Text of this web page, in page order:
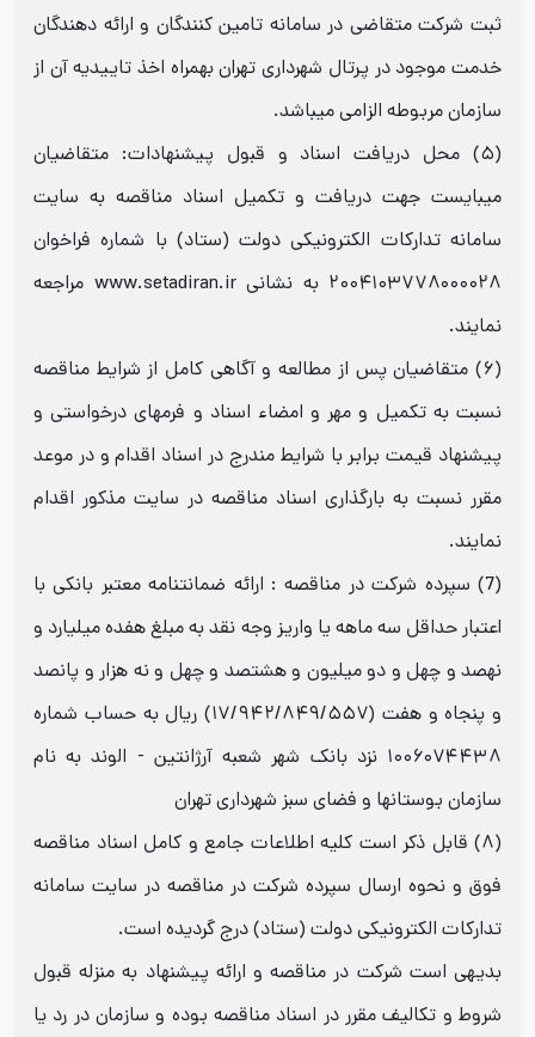
ثبت شرکت متقاضی در سامانه تامین کنندگان و ارائه دهندگان
خدمت موجود در پرتال شهرداری تهران بهمراه اخذ تاییدیه آن از
سازمان مربوطه الزامی میباشد.
(۵) محل دریافت اسناد و قبول پیشنهادات: متقاضیان
میبایست جهت دریافت و تکمیل اسناد مناقصه به سایت
سامانه تدارکات الکترونیکی دولت (ستاد) با شماره فراخوان
۲۰۰۴۱۰۳۷۷۸۰۰۰۰۲۸ به نشانی www.setadiran.ir مراجعه
نمایند.
(۶) متقاضیان پس از مطالعه و آگاهی کامل از شرایط مناقصه
نسبت به تکمیل و مهر و امضاء اسناد و فرمهای درخواستی و
پیشنهاد قیمت برابر با شرایط مندرج در اسناد اقدام و در موعد
مقرر نسبت به بارگذاری اسناد مناقصه در سایت مذکور اقدام
نمایند.
(7) سپرده شرکت در مناقصه : ارائه ضمانتنامه معتبر بانکی با
اعتبار حداقل سه ماهه یا واریز وجه نقد به مبلغ هفده میلیارد و
نهصد و چهل و دو میلیون و هشتصد و چهل و نه هزار و پانصد
و پنجاه و هفت (۱۷/۹۴۲/۸۴۹/۵۵۷) ریال به حساب شماره
۱۰۰۶۰۷۴۴۳۸ نزد بانک شهر شعبه آرژانتین - الوند به نام
سازمان بوستانها و فضای سبز شهرداری تهران
(۸) قابل ذکر است کلیه اطلاعات جامع و کامل اسناد مناقصه
فوق و نحوه ارسال سپرده شرکت در مناقصه در سایت سامانه
تدارکات الکترونیکی دولت (ستاد) درج گردیده است.
بدیهی است شرکت در مناقصه و ارائه پیشنهاد به منزله قبول
شروط و تکالیف مقرر در اسناد مناقصه بوده و سازمان در رد یا